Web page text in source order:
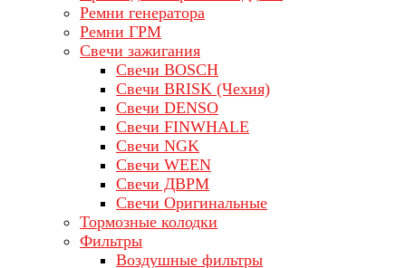
Ремни генератора
Ремни ГРМ
Свечи зажигания
Свечи BOSCH
Свечи BRISK (Чехия)
Свечи DENSO
Свечи FINWHALE
Свечи NGK
Свечи WEEN
Свечи ДВРМ
Свечи Оригинальные
Тормозные колодки
Фильтры
Воздушные фильтры